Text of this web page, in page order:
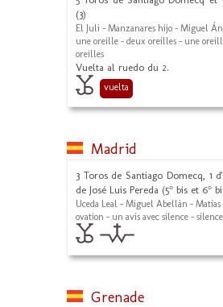
(3)
El Juli - Manzanares hijo - Miguel
une oreille - deux oreilles - une
oreilles
Vuelta al ruedo du 2.
vuelta
Madrid
3 Toros de Santiago Domecq, 1
de José Luis Pereda (5° bis et 6°
Uceda Leal - Miguel Abellán - Matías
ovation - un avis avec silence -
Grenade